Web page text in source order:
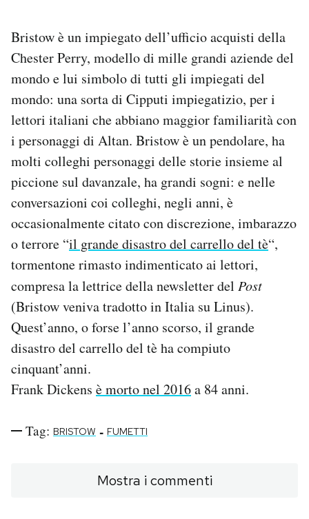
Bristow è un impiegato dell’ufficio acquisti della
Chester Perry, modello di mille grandi aziende del
mondo e lui simbolo di tutti gli impiegati del
mondo: una sorta di Cipputi impiegatizio, per i
lettori italiani che abbiano maggior familiarità con
i personaggi di Altan. Bristow è un pendolare, ha
molti colleghi personaggi delle storie insieme al
piccione sul davanzale, ha grandi sogni: e nelle
conversazioni coi colleghi, negli anni, è
occasionalmente citato con discrezione, imbarazzo
o terrore “il grande disastro del carrello del tè“,
tormentone rimasto indimenticato ai lettori,
compresa la lettrice della newsletter del Post
(Bristow veniva tradotto in Italia su Linus).
Quest’anno, o forse l’anno scorso, il grande
disastro del carrello del tè ha compiuto
cinquant’anni.
Frank Dickens è morto nel 2016a 84 anni.
Tag: BRISTOW - FUMETTI
Mostra i commenti